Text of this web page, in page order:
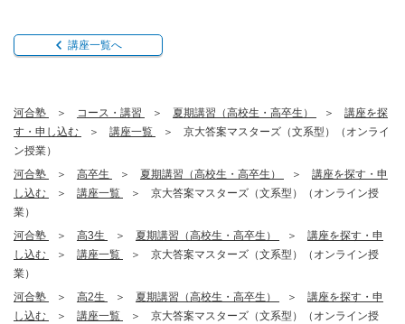
講座一覧へ
河合塾 コース・講習 夏期講習（高校生・高卒生）
講座を探
す・申し込む
講座一覧
京大答案マスターズ（文系型）（オンライ
ン授業）
河合塾
高卒生 夏期講習（高校生・高卒生）
講座を探す・申
し込む
講座一覧
京大答案マスターズ（文系型）（オンライン授
業）
河合塾
高3生 夏期講習（高校生・高卒生）
講座を探す・申
し込む
講座一覧
京大答案マスターズ（文系型）（オンライン授
業）
河合塾
高2生 夏期講習（高校生・高卒生）
講座を探す・申
し込む
講座一覧
京大答案マスターズ（文系型）（オンライン授